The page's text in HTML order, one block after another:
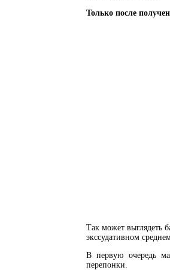
Только после
Так может выглядеть
экссудативном
В первую очередь
перепонки.